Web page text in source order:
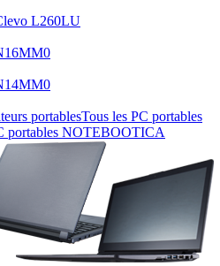
L260LU
Tous les PC portables
portables NOTEBOOTICA